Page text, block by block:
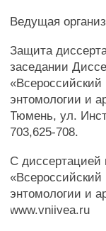
Ведущая
Защита
заседании
«Всероссийский
энтомологии и
Тюмень, ул.
703,625-708.
С диссертацией
«Всероссийский
энтомологии и
www.vniivea.ru